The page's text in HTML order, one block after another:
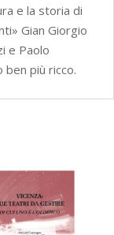
e la storia di
Gian Giorgio
e Paolo
ben più ricco.